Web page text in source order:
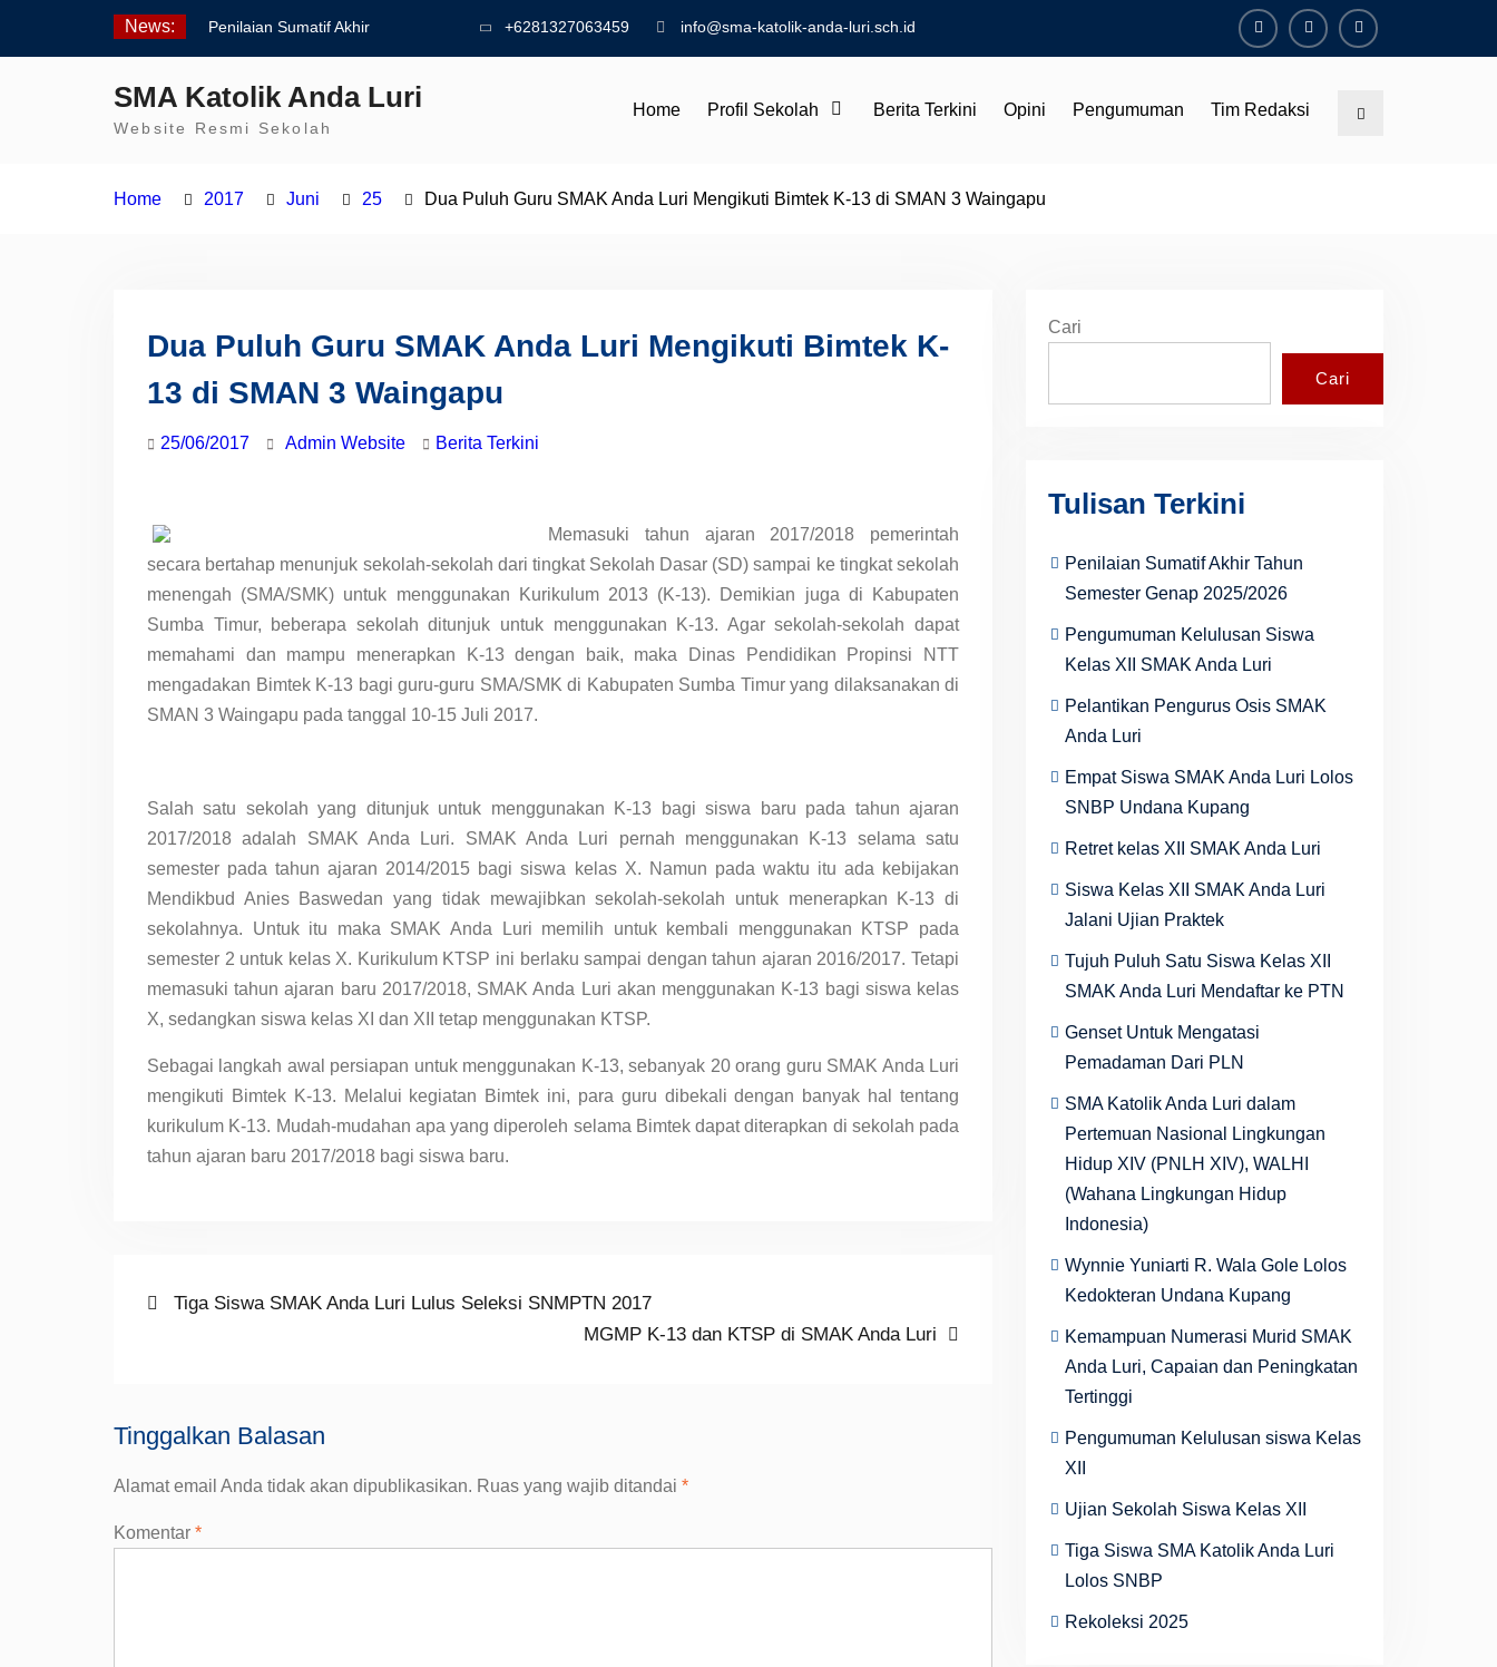
News:
Penilaian Sumatif Akhir
Pengumuman Kelulusan
Siswa Kelas XII SMAK
SMAK Anda Luri
+6281327063459 info@sma-katolik-anda-luri.sch.id
FacebookYoutubeInstagram
SMA Katolik Anda Luri
Website Resmi Sekolah
Home Profil Sekolah Berita Terkini Opini Pengumuman Tim Redaksi Search
Home 2017 Juni 25 Dua Puluh Guru SMAK Anda Luri Mengikuti Bimtek K-13 di SMAN 3 Waingapu
Dua Puluh Guru SMAK Anda Luri Mengikuti Bimtek K-
13 di SMAN 3 Waingapu
25/06/2017 Admin Website Berita Terkini
Memasuki tahun ajaran 2017/2018 pemerintah
secara bertahap menunjuk sekolah-sekolah dari tingkat Sekolah Dasar (SD) sampai ke tingkat sekolah
menengah (SMA/SMK) untuk menggunakan Kurikulum 2013 (K-13). Demikian juga di Kabupaten
Sumba Timur, beberapa sekolah ditunjuk untuk menggunakan K-13. Agar sekolah-sekolah dapat
memahami dan mampu menerapkan K-13 dengan baik, maka Dinas Pendidikan Propinsi NTT
mengadakan Bimtek K-13 bagi guru-guru SMA/SMK di Kabupaten Sumba Timur yang dilaksanakan di
SMAN 3 Waingapu pada tanggal 10-15 Juli 2017.
Salah satu sekolah yang ditunjuk untuk menggunakan K-13 bagi siswa baru pada tahun ajaran
2017/2018 adalah SMAK Anda Luri. SMAK Anda Luri pernah menggunakan K-13 selama satu
semester pada tahun ajaran 2014/2015 bagi siswa kelas X. Namun pada waktu itu ada kebijakan
Mendikbud Anies Baswedan yang tidak mewajibkan sekolah-sekolah untuk menerapkan K-13 di
sekolahnya. Untuk itu maka SMAK Anda Luri memilih untuk kembali menggunakan KTSP pada
semester 2 untuk kelas X. Kurikulum KTSP ini berlaku sampai dengan tahun ajaran 2016/2017. Tetapi
memasuki tahun ajaran baru 2017/2018, SMAK Anda Luri akan menggunakan K-13 bagi siswa kelas
X, sedangkan siswa kelas XI dan XII tetap menggunakan KTSP.
Sebagai langkah awal persiapan untuk menggunakan K-13, sebanyak 20 orang guru SMAK Anda Luri
mengikuti Bimtek K-13. Melalui kegiatan Bimtek ini, para guru dibekali dengan banyak hal tentang
kurikulum K-13. Mudah-mudahan apa yang diperoleh selama Bimtek dapat diterapkan di sekolah pada
tahun ajaran baru 2017/2018 bagi siswa baru.
Navigasi
Previous
Tiga Siswa SMAK Anda Luri Lulus Seleksi SNMPTN 2017
Next
MGMP K-13 dan KTSP di SMAK Anda Luri
Tinggalkan Balasan
Alamat email Anda tidak akan dipublikasikan. Ruas yang wajib ditandai *
Komentar *
Cari
Cari
Tulisan Terkini
Penilaian Sumatif Akhir Tahun
Semester Genap 2025/2026
Pengumuman Kelulusan Siswa
Kelas XII SMAK Anda Luri
Pelantikan Pengurus Osis SMAK
Anda Luri
Empat Siswa SMAK Anda Luri Lolos
SNBP Undana Kupang
Retret kelas XII SMAK Anda Luri
Siswa Kelas XII SMAK Anda Luri
Jalani Ujian Praktek
Tujuh Puluh Satu Siswa Kelas XII
SMAK Anda Luri Mendaftar ke PTN
Genset Untuk Mengatasi
Pemadaman Dari PLN
SMA Katolik Anda Luri dalam
Pertemuan Nasional Lingkungan
Hidup XIV (PNLH XIV), WALHI
(Wahana Lingkungan Hidup
Indonesia)
Wynnie Yuniarti R. Wala Gole Lolos
Kedokteran Undana Kupang
Kemampuan Numerasi Murid SMAK
Anda Luri, Capaian dan Peningkatan
Tertinggi
Pengumuman Kelulusan siswa Kelas
XII
Ujian Sekolah Siswa Kelas XII
Tiga Siswa SMA Katolik Anda Luri
Lolos SNBP
Rekoleksi 2025